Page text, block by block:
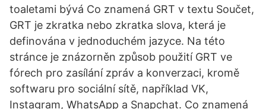
toaletami bývá Co znamená GRT v textu Součet,
GRT je zkratka nebo zkratka slova, která je
definována v jednoduchém jazyce. Na této
stránce je znázorněn způsob použití GRT ve
fórech pro zasílání zpráv a konverzaci, kromě
softwaru pro sociální sítě, například VK,
Instagram, WhatsApp a Snapchat. Co znamená